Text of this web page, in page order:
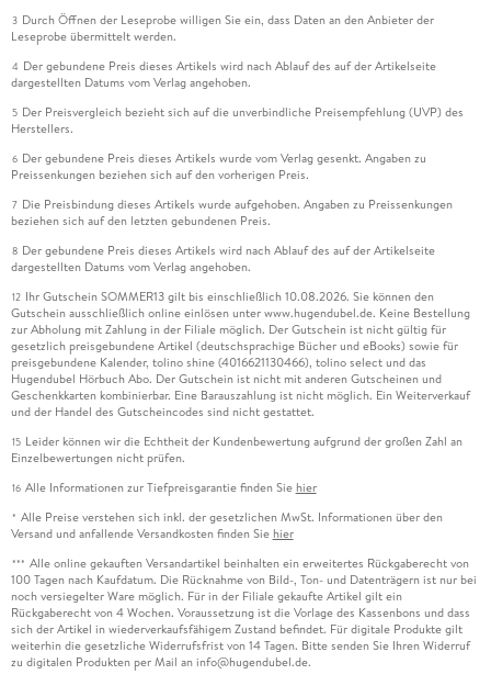
3 Durch Öffnen der Leseprobe willigen Sie ein, dass Daten an den Anbieter der
Leseprobe übermittelt werden.
4 Der gebundene Preis dieses Artikels wird nach Ablauf des auf der Artikelseite
dargestellten Datums vom Verlag angehoben.
5 Der Preisvergleich bezieht sich auf die unverbindliche Preisempfehlung (UVP) des
Herstellers.
6 Der gebundene Preis dieses Artikels wurde vom Verlag gesenkt. Angaben zu
Preissenkungen beziehen sich auf den vorherigen Preis.
7 Die Preisbindung dieses Artikels wurde aufgehoben. Angaben zu Preissenkungen
beziehen sich auf den letzten gebundenen Preis.
8 Der gebundene Preis dieses Artikels wird nach Ablauf des auf der Artikelseite
dargestellten Datums vom Verlag angehoben.
12 Ihr Gutschein SOMMER13 gilt bis einschließlich 10.08.2026. Sie können den
Gutschein ausschließlich online einlösen unter www.hugendubel.de. Keine Bestellung
zur Abholung mit Zahlung in der Filiale möglich. Der Gutschein ist nicht gültig für
gesetzlich preisgebundene Artikel (deutschsprachige Bücher und eBooks) sowie für
preisgebundene Kalender, tolino shine (4016621130466), tolino select und das
Hugendubel Hörbuch Abo. Der Gutschein ist nicht mit anderen Gutscheinen und
Geschenkkarten kombinierbar. Eine Barauszahlung ist nicht möglich. Ein Weiterverkauf
und der Handel des Gutscheincodes sind nicht gestattet.
15 Leider können wir die Echtheit der Kundenbewertung aufgrund der großen Zahl an
Einzelbewertungen nicht prüfen.
16 Alle Informationen zur Tiefpreisgarantie finden Sie hier
* Alle Preise verstehen sich inkl. der gesetzlichen MwSt. Informationen über den
Versand und anfallende Versandkosten finden Sie hier
*** Alle online gekauften Versandartikel beinhalten ein erweitertes Rückgaberecht von
100 Tagen nach Kaufdatum. Die Rücknahme von Bild-, Ton- und Datenträgern ist nur bei
noch versiegelter Ware möglich. Für in der Filiale gekaufte Artikel gilt ein
Rückgaberecht von 4 Wochen. Voraussetzung ist die Vorlage des Kassenbons und dass
sich der Artikel in wiederverkaufsfähigem Zustand befindet. Für digitale Produkte gilt
weiterhin die gesetzliche Widerrufsfrist von 14 Tagen. Bitte senden Sie Ihren Widerruf
zu digitalen Produkten per Mail an info@hugendubel.de.